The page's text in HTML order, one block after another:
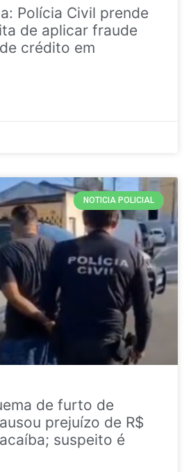
Polícia Civil prende
de aplicar fraude
crédito em
NOTICIA POLICIAL
de furto de
prejuízo de R$
suspeito é